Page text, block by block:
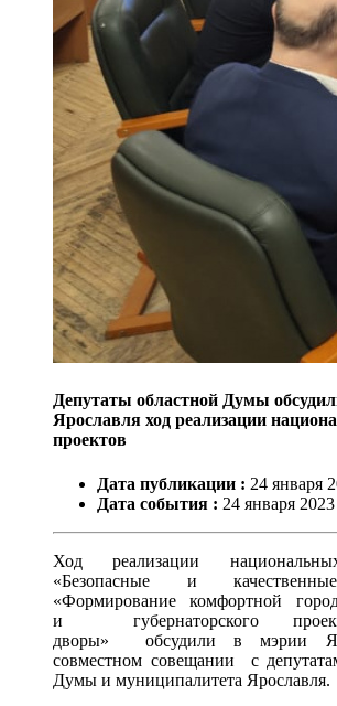
Депутаты областной Думы
Ярославля ход реализации
проектов
Дата публикации : 24 января
Дата события : 24 января 2023
Ход реализации
«Безопасные и
«Формирование комфортной
и губернаторского
дворы» обсудили в мэрии
совместном совещании с
Думы и муниципалитета Ярославля.